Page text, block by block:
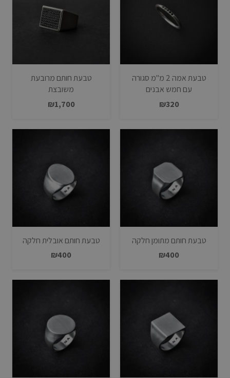
טבעת אמה 2 מ"מ סגורה
עם חמש אבנים
₪320
טבעת חותם מרובעת
משובצת
₪1,700
טבעת חותם מתומן חלקה
₪400
טבעת חותם אובלית חלקה
₪400